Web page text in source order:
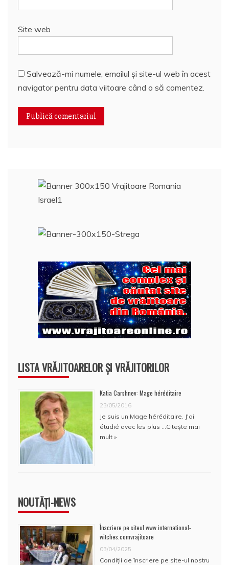
Site web
Salvează-mi numele, emailul și site-ul web în acest
navigator pentru data viitoare când o să comentez.
LISTA VRĂJITOARELOR ȘI VRĂJITORILOR
Katia Carshnev: Mage héréditaire
23/05/2016
Je suis un Mage héréditaire. J'ai
étudié avec les plus …Citește mai
mult »
NOUTĂȚI-NEWS
Înscriere pe siteul www.international-
witches.comvrajitoare
03/04/2025
Condiţii de înscriere pe site-ul nostru